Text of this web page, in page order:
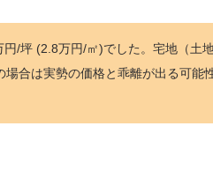
/坪 (2.8万円/㎡)でした。宅地（土
合は実勢の価格と乖離が出る可能